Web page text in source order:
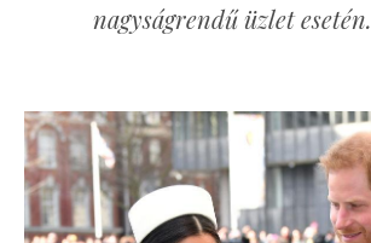
nagyságrendű üzlet esetén.